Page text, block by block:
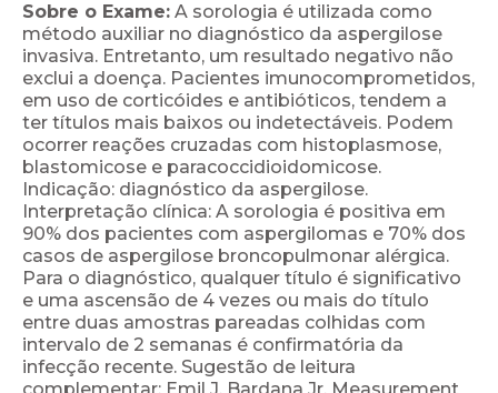
Sobre o Exame: A sorologia é utilizada como
método auxiliar no diagnóstico da aspergilose
invasiva. Entretanto, um resultado negativo não
exclui a doença. Pacientes imunocomprometidos,
em uso de corticóides e antibióticos, tendem a
ter títulos mais baixos ou indetectáveis. Podem
ocorrer reações cruzadas com histoplasmose,
blastomicose e paracoccidioidomicose.
Indicação: diagnóstico da aspergilose.
Interpretação clínica: A sorologia é positiva em
90% dos pacientes com aspergilomas e 70% dos
casos de aspergilose broncopulmonar alérgica.
Para o diagnóstico, qualquer título é significativo
e uma ascensão de 4 vezes ou mais do título
entre duas amostras pareadas colhidas com
intervalo de 2 semanas é confirmatória da
infecção recente. Sugestão de leitura